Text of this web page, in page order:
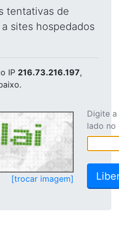
tentativas de
sites hospedados
IP 216.73.216.197,
[trocar imagem]
Digite
lado no